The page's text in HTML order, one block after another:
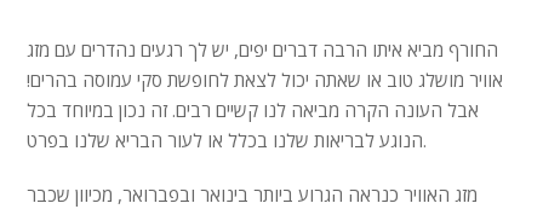
החורף מביא איתו הרבה דברים יפים, יש לך רגעים נהדרים עם מזג
אוויר מושלג טוב או שאתה יכול לצאת לחופשת סקי עמוסה בהרים!
אבל העונה הקרה מביאה לנו קשיים רבים. זה נכון במיוחד בכל
הנוגע לבריאות שלנו בכלל או לעור הבריא שלנו בפרט.
מזג האוויר כנראה הגרוע ביותר בינואר ובפברואר, מכיוון שכבר